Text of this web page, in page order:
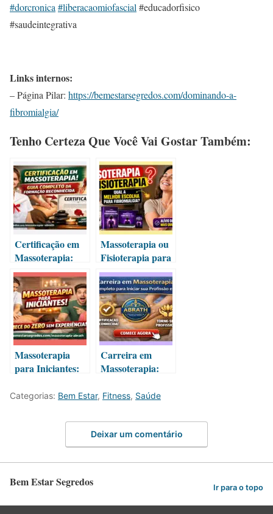
#dorcronica #liberacaomiofascial #educadorfisico
#saudeintegrativa
Links internos:
– Página Pilar: https://bemestarsegredos.com/dominando-a-
fibromialgia/
Tenho Certeza Que Você Vai Gostar Também:
Certificação em
Massoterapia:
Guia Completo
da Formação
Reconhecida
Massoterapia ou
Fisioterapia para
Fibromialgia:
Qual a Melhor
Escolha?
Massoterapia
para Iniciantes:
sem Experiência
Carreira em
Massoterapia:
para Iniciar sua
2026
Categorias: Bem Estar, Fitness, Saúde
Deixar um comentário
Bem Estar Segredos Ir para o topo